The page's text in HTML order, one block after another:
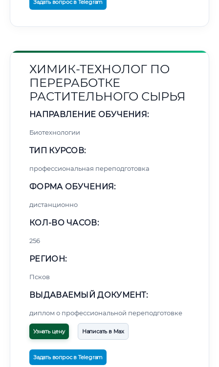
Задать вопрос в Telegram
ХИМИК-ТЕХНОЛОГ ПО
ПЕРЕРАБОТКЕ
РАСТИТЕЛЬНОГО СЫРЬЯ
НАПРАВЛЕНИЕ ОБУЧЕНИЯ:
Биотехнологии
ТИП КУРСОВ:
профессиональная переподготовка
ФОРМА ОБУЧЕНИЯ:
дистанционно
КОЛ-ВО ЧАСОВ:
256
РЕГИОН:
Псков
ВЫДАВАЕМЫЙ ДОКУМЕНТ:
диплом о профессиональной переподготовке
Узнать цену Написать в Max
Задать вопрос в Telegram